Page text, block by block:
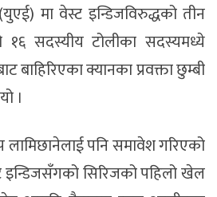
मा वेस्ट इन्डिजविरुद्धको तीन
सदस्यीय टोलीका सदस्यमध्ये
क्यानका प्रवक्ता छुम्बी
।
लामिछानेलाई पनि समावेश गरिएको
सिरिजको पहिलो खेल